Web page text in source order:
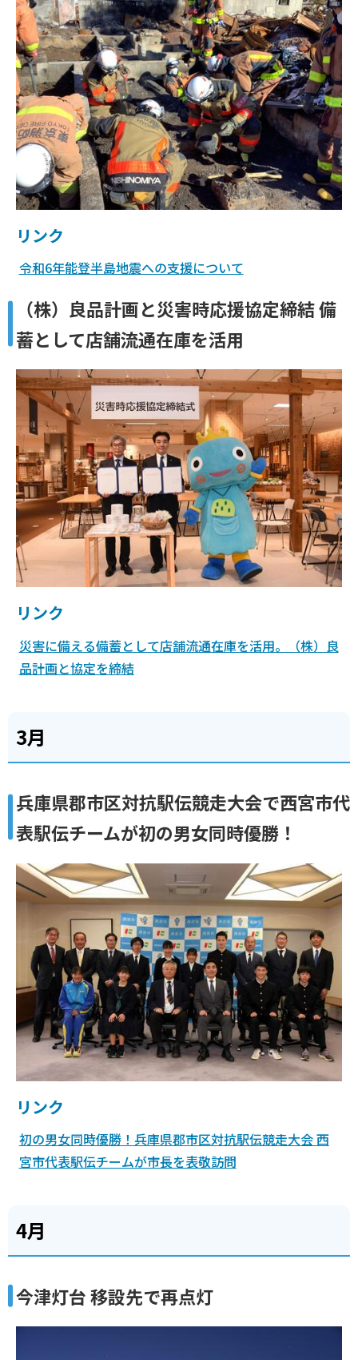
リンク
令和6年能登半島地震への支援について
（株）良品計画と災害時応援協定締結 備
蓄として店舗流通在庫を活用
リンク
災害に備える備蓄として店舗流通在庫を活用。（株）良
品計画と協定を締結
3月
兵庫県郡市区対抗駅伝競走大会で西宮市代
表駅伝チームが初の男女同時優勝！
リンク
初の男女同時優勝！兵庫県郡市区対抗駅伝競走大会 西
宮市代表駅伝チームが市長を表敬訪問
4月
今津灯台 移設先で再点灯